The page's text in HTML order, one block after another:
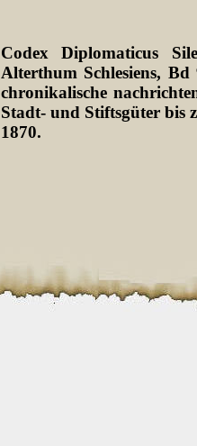
Codex Diplomaticus
Alterthum Schlesiens,
chronikalische
Stadt- und Stiftsgüter bis
1870.